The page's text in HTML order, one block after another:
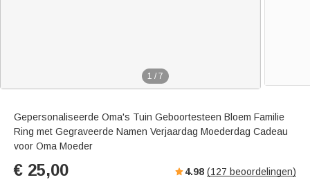
1 / 7
Gepersonaliseerde Oma's Tuin Geboortesteen Bloem Familie
Ring met Gegraveerde Namen Verjaardag Moederdag Cadeau
voor Oma Moeder
€ 25,00 4.98 (127 beoordelingen)